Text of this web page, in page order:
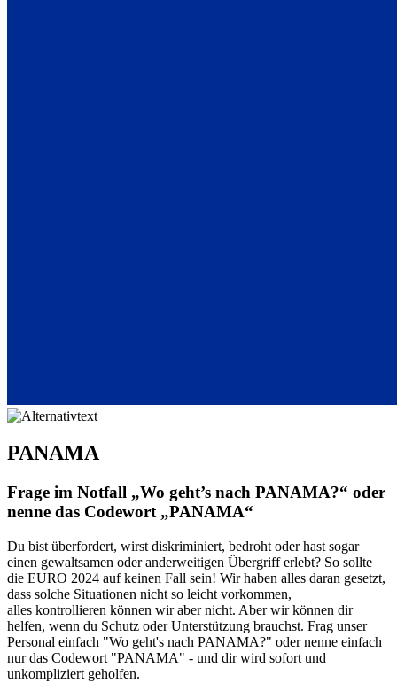
PANAMA
Frage im Notfall „Wo geht’s nach PANAMA?“ oder
nenne das Codewort „PANAMA“
Du bist überfordert, wirst diskriminiert, bedroht oder hast sogar
einen gewaltsamen oder anderweitigen Übergriff erlebt? So sollte
die EURO 2024 auf keinen Fall sein! Wir haben alles daran gesetzt,
dass solche Situationen nicht so leicht vorkommen,
alles kontrollieren können wir aber nicht. Aber wir können dir
helfen, wenn du Schutz oder Unterstützung brauchst. Frag unser
Personal einfach "Wo geht's nach PANAMA?" oder nenne einfach
nur das Codewort "PANAMA" - und dir wird sofort und
unkompliziert geholfen.